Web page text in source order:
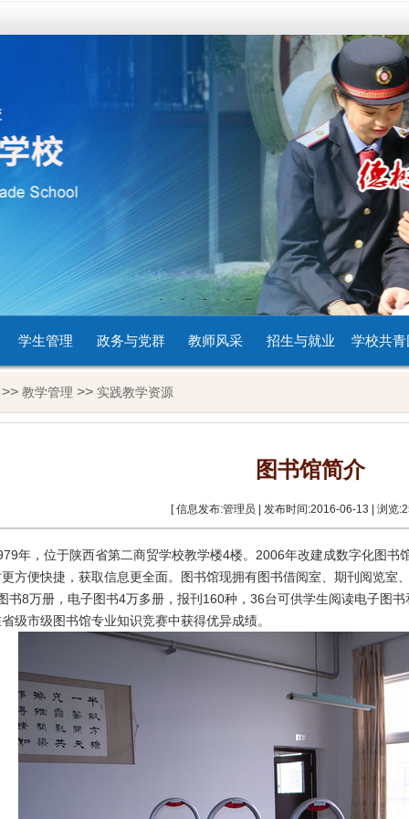
1 2 3 4 5
学生管理 政务与党群 教师风采 招生与就业 学校共青
教学管理 >> 实践教学资源
图书馆简介
[ 信息发布:管理员 | 发布时间:2016-06-13 | 浏览:
年，位于陕西省第二商贸学校教学楼4楼。2006年改建成数字化图书
方便快捷，获取信息更全面。图书馆现拥有图书借阅室、期刊阅览室
书8万册，电子图书4万多册，报刊160种，36台可供学生阅读电子图
级市级图书馆专业知识竞赛中获得优异成绩。